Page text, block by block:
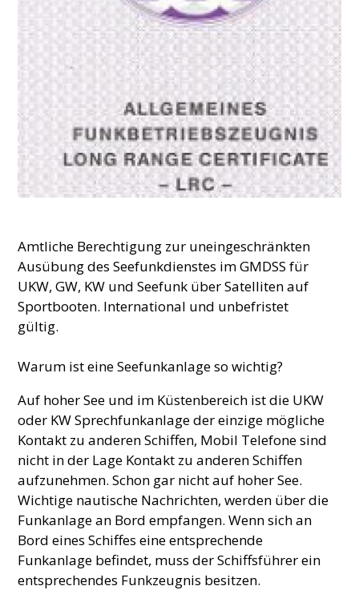
Amtliche Berechtigung zur uneingeschränkten
Ausübung des Seefunkdienstes im GMDSS für
UKW, GW, KW und Seefunk über Satelliten auf
Sportbooten. International und unbefristet
gültig.
Warum ist eine Seefunkanlage so wichtig?
Auf hoher See und im Küstenbereich ist die UKW
oder KW Sprechfunkanlage der einzige mögliche
Kontakt zu anderen Schiffen, Mobil Telefone sind
nicht in der Lage Kontakt zu anderen Schiffen
aufzunehmen. Schon gar nicht auf hoher See.
Wichtige nautische Nachrichten, werden über die
Funkanlage an Bord empfangen. Wenn sich an
Bord eines Schiffes eine entsprechende
Funkanlage befindet, muss der Schiffsführer ein
entsprechendes Funkzeugnis besitzen.